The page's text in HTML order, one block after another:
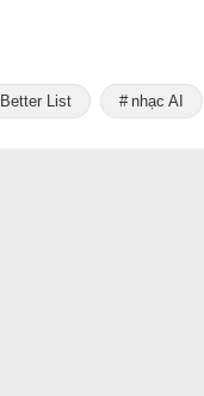
Better List nhạc AI